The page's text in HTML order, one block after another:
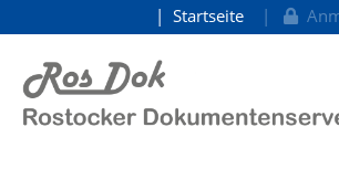
zum Inhalt
Startseite